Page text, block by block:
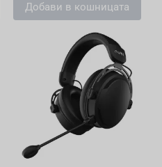
Добави в кошницата